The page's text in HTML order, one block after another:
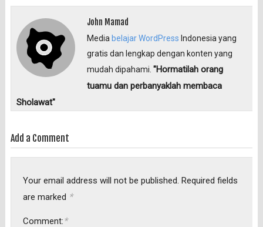
John Mamad
Mediabelajar WordPress Indonesia yang
gratis dan lengkap dengan konten yang
mudah dipahami."Hormatilah orang
tuamu dan perbanyaklah membaca
Sholawat"
Add a Comment
Your email address will not be published. Required fields
are marked *
Comment:*